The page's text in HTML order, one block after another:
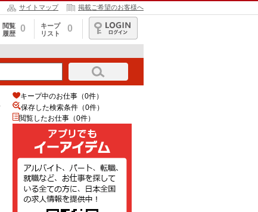
サイトマップ 掲載ご希望のお客様へ
閲覧
履歴
0
キープ
リスト
0
ログイン
キープ中のお仕事（0件）
保存した検索条件（0件）
閲覧したお仕事（0件）